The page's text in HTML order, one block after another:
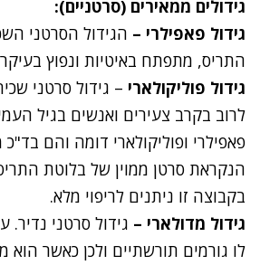
גידולים ממאירים (סרטניים):
גידול פאפילרי – הגידול הסרטני
התריס, מתפתח באיטיות ונפוץ
גידול פוליקולארי – גידול סרטני
לרוב בקרב צעירים ואנשים בגיל
פאפילרי ופוליקולארי דומה והם
הנקראת סרטן ממוין של בלוטת
בקבוצה זו ניתנים לריפוי מלא.
גידול מדולארי – גידול סרטני נדיר.
לו גורמים תורשתיים ולכן כאשר הוא